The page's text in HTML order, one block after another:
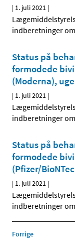
| 1. juli 2021 |
indberetninger
Status på
formodede
(Moderna),
| 1. juli 2021 |
indberetninger
Status på
formodede
(Pfizer/
| 1. juli 2021 |
indberetninger
Forrige